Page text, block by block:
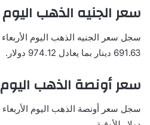
سعر الجنيه الذهب اليوم
691.63 دينار بما يعادل 974.12 دولار.
سعر أونصة الذهب اليوم